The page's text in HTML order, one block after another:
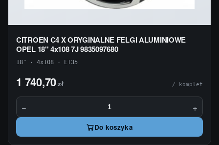
CITROEN C4 X ORYGINALNE FELGI ALUMINIOWE
OPEL 18'' 4x108 7J 9835097680
18" · 4x108 · ET35
1 740,70zł / komplet
− +
Do koszyka